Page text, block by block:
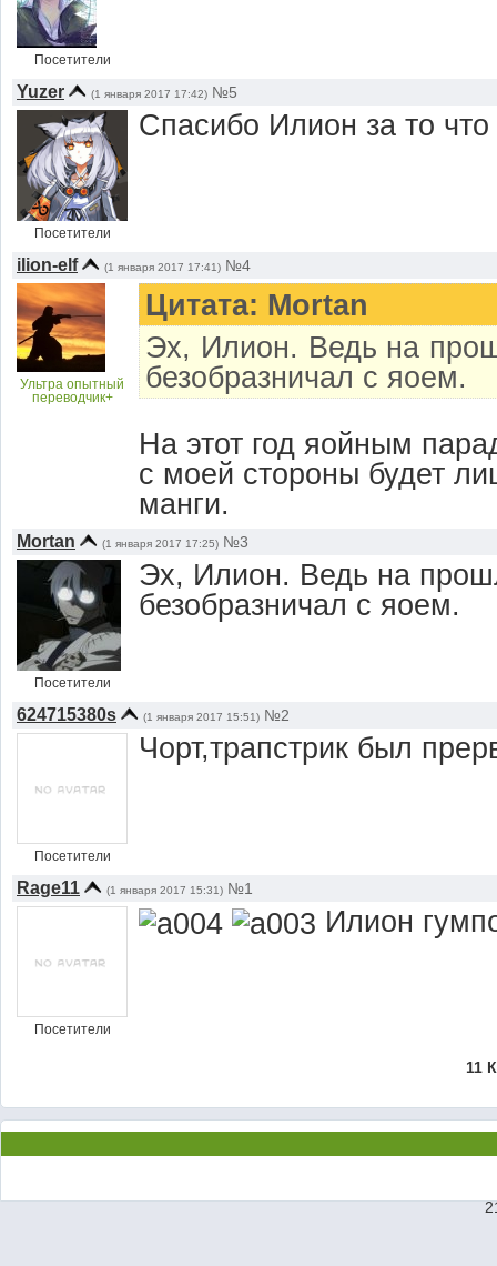
Посетители
Yuzer (1 января 2017 17:42) №5
Посетители
Спасибо Илион за то что
ilion-elf (1 января 2017 17:41) №4
Ультра опытный
переводчик+
Цитата: Mortan
Эх, Илион. Ведь на
безобразничал с яоем.
На этот год яойным
с моей стороны будет
манги.
Mortan (1 января 2017 17:25) №3
Посетители
Эх, Илион. Ведь на
безобразничал с яоем.
624715380s (1 января 2017 15:51) №2
Посетители
Чорт,трапстрик был
Rage11 (1 января 2017 15:31) №1
Посетители
Илион
11